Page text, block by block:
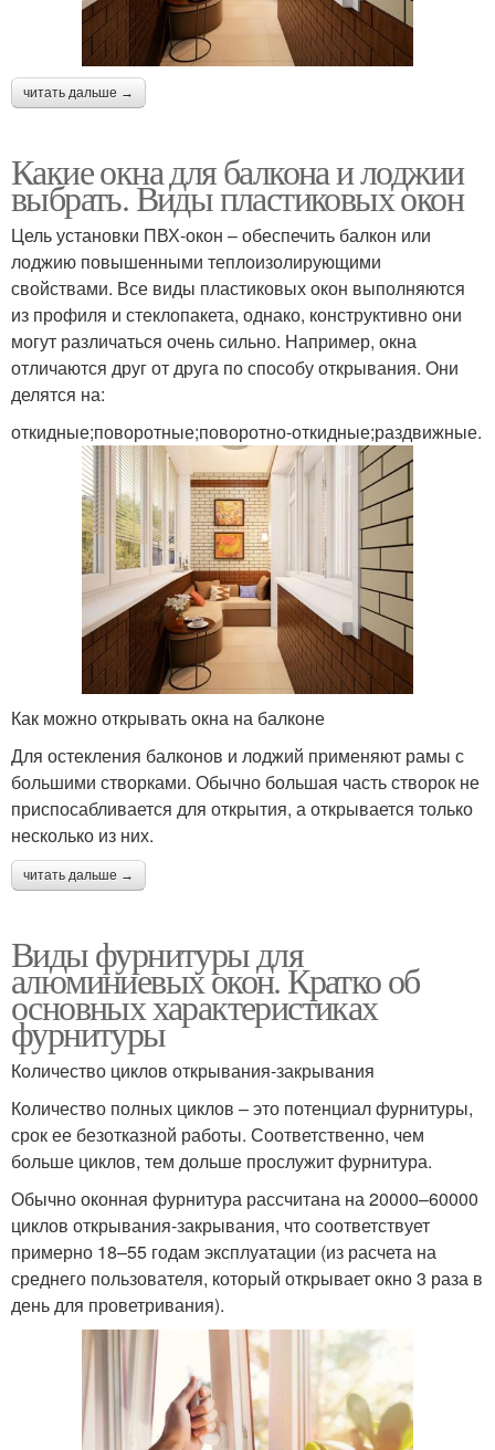
читать дальше →
Какие окна для балкона и лоджии
выбрать. Виды пластиковых окон
Цель установки ПВХ-окон – обеспечить балкон или
лоджию повышенными теплоизолирующими
свойствами. Все виды пластиковых окон выполняются
из профиля и стеклопакета, однако, конструктивно они
могут различаться очень сильно. Например, окна
отличаются друг от друга по способу открывания. Они
делятся на:
откидные;поворотные;поворотно-откидные;раздвижные.
Как можно открывать окна на балконе
Для остекления балконов и лоджий применяют рамы с
большими створками. Обычно большая часть створок не
приспосабливается для открытия, а открывается только
несколько из них.
читать дальше →
Виды фурнитуры для
алюминиевых окон. Кратко об
основных характеристиках
фурнитуры
Количество циклов открывания-закрывания
Количество полных циклов – это потенциал фурнитуры,
срок ее безотказной работы. Соответственно, чем
больше циклов, тем дольше прослужит фурнитура.
Обычно оконная фурнитура рассчитана на 20000–60000
циклов открывания-закрывания, что соответствует
примерно 18–55 годам эксплуатации (из расчета на
среднего пользователя, который открывает окно 3 раза в
день для проветривания).